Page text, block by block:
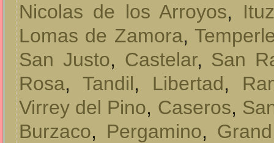
Nicolas de los Arroyos,
Lomas de Zamora,
San Justo, Castelar, San
Rosa, Tandil, Libertad,
Virrey del Pino, Caseros,
Burzaco, Pergamino,